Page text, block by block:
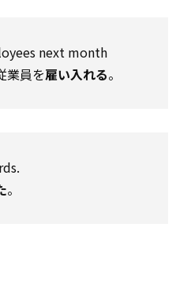
next month
業員を雇い入れる。
。